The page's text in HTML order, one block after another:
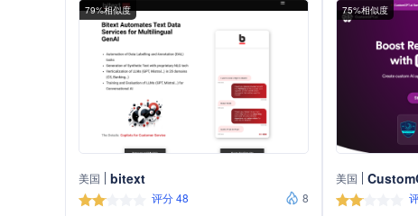
79%相似度
美国 bitext
评分 48
8
75%相似度
美国